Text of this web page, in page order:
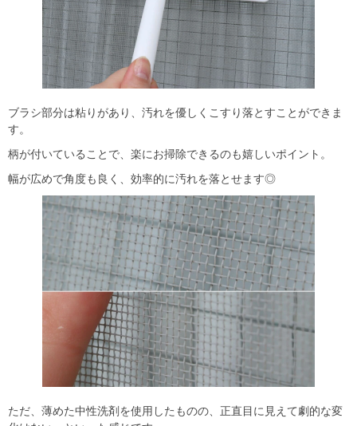
ブラシ部分は粘りがあり、汚れを優しくこすり落とすことができま
す。
柄が付いていることで、楽にお掃除できるのも嬉しいポイント。
幅が広めで角度も良く、効率的に汚れを落とせます◎
ただ、薄めた中性洗剤を使用したものの、正直目に見えて劇的な変